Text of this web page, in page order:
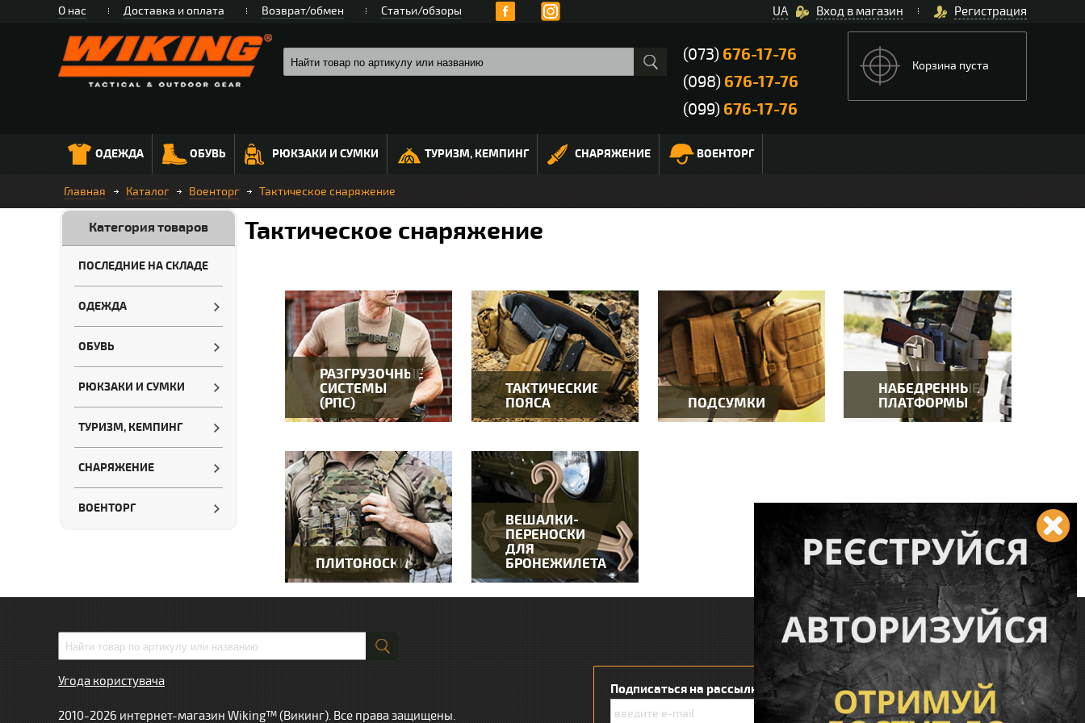
О нас Доставка и оплата Возврат/обмен Статьи/обзоры Вход в магазин Регистрация
UA
(073) 676-17-76
(098) 676-17-76
(099) 676-17-76
Корзина пуста
ОДЕЖДА ОБУВЬ РЮКЗАКИ И СУМКИ ТУРИЗМ, КЕМПИНГ СНАРЯЖЕНИЕ ВОЕНТОРГ
Главная Каталог Военторг Тактическое снаряжение
Тактическое снаряжение
Категория товаров
ПОСЛЕДНИЕ НА СКЛАДЕ
ОДЕЖДА
ОБУВЬ
РЮКЗАКИ И СУМКИ
ТУРИЗМ, КЕМПИНГ
СНАРЯЖЕНИЕ
ВОЕНТОРГ
РАЗГРУЗОЧНЫЕ
СИСТЕМЫ
(РПС)
ТАКТИЧЕСКИЕ
ПОЯСА
ПОДСУМКИ
НАБЕДРЕННЫЕ
ПЛАТФОРМЫ
ПЛИТОНОСКИ
ВЕШАЛКИ-
ПЕРЕНОСКИ
ДЛЯ
БРОНЕЖИЛЕТА
Следите за нами:
Подписаться на рассылку:
Угода користувача
2010-2026 интернет-магазин Wiking™ (Викинг). Все права защищены.